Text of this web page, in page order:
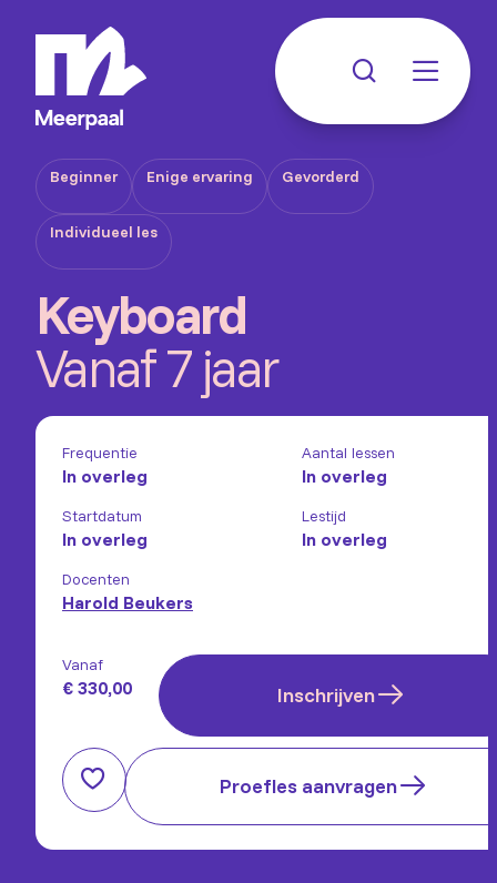
Beginner Enige ervaring Gevorderd
Individueel les
Keyboard
Vanaf 7 jaar
Frequentie
In overleg
Aantal lessen
In overleg
Startdatum
In overleg
Lestijd
In overleg
Docenten
Harold Beukers
Vanaf
€ 330,00 Inschrijven
Proefles aanvragen